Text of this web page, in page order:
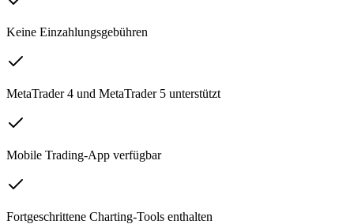
Keine Einzahlungsgebühren
MetaTrader 4 und MetaTrader 5 unterstützt
Mobile Trading-App verfügbar
Fortgeschrittene Charting-Tools enthalten